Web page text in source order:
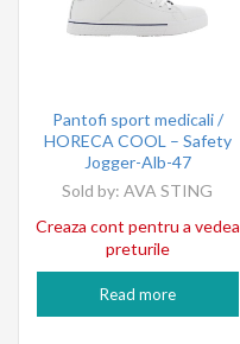
Pantofi sport medicali /
HORECA COOL – Safety
Jogger-Alb-47
Sold by: AVA STING
Creaza cont pentru a vedea
preturile
Read more